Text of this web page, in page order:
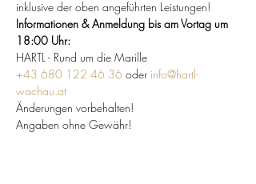
inklusive der oben angeführten Leistungen!
Informationen & Anmeldung bis am Vortag um
18:00 Uhr:
HARTL - Rund um die Marille
+43 680 122 46 36 oder info@hartl-
wachau.at
Änderungen vorbehalten!
Angaben ohne Gewähr!